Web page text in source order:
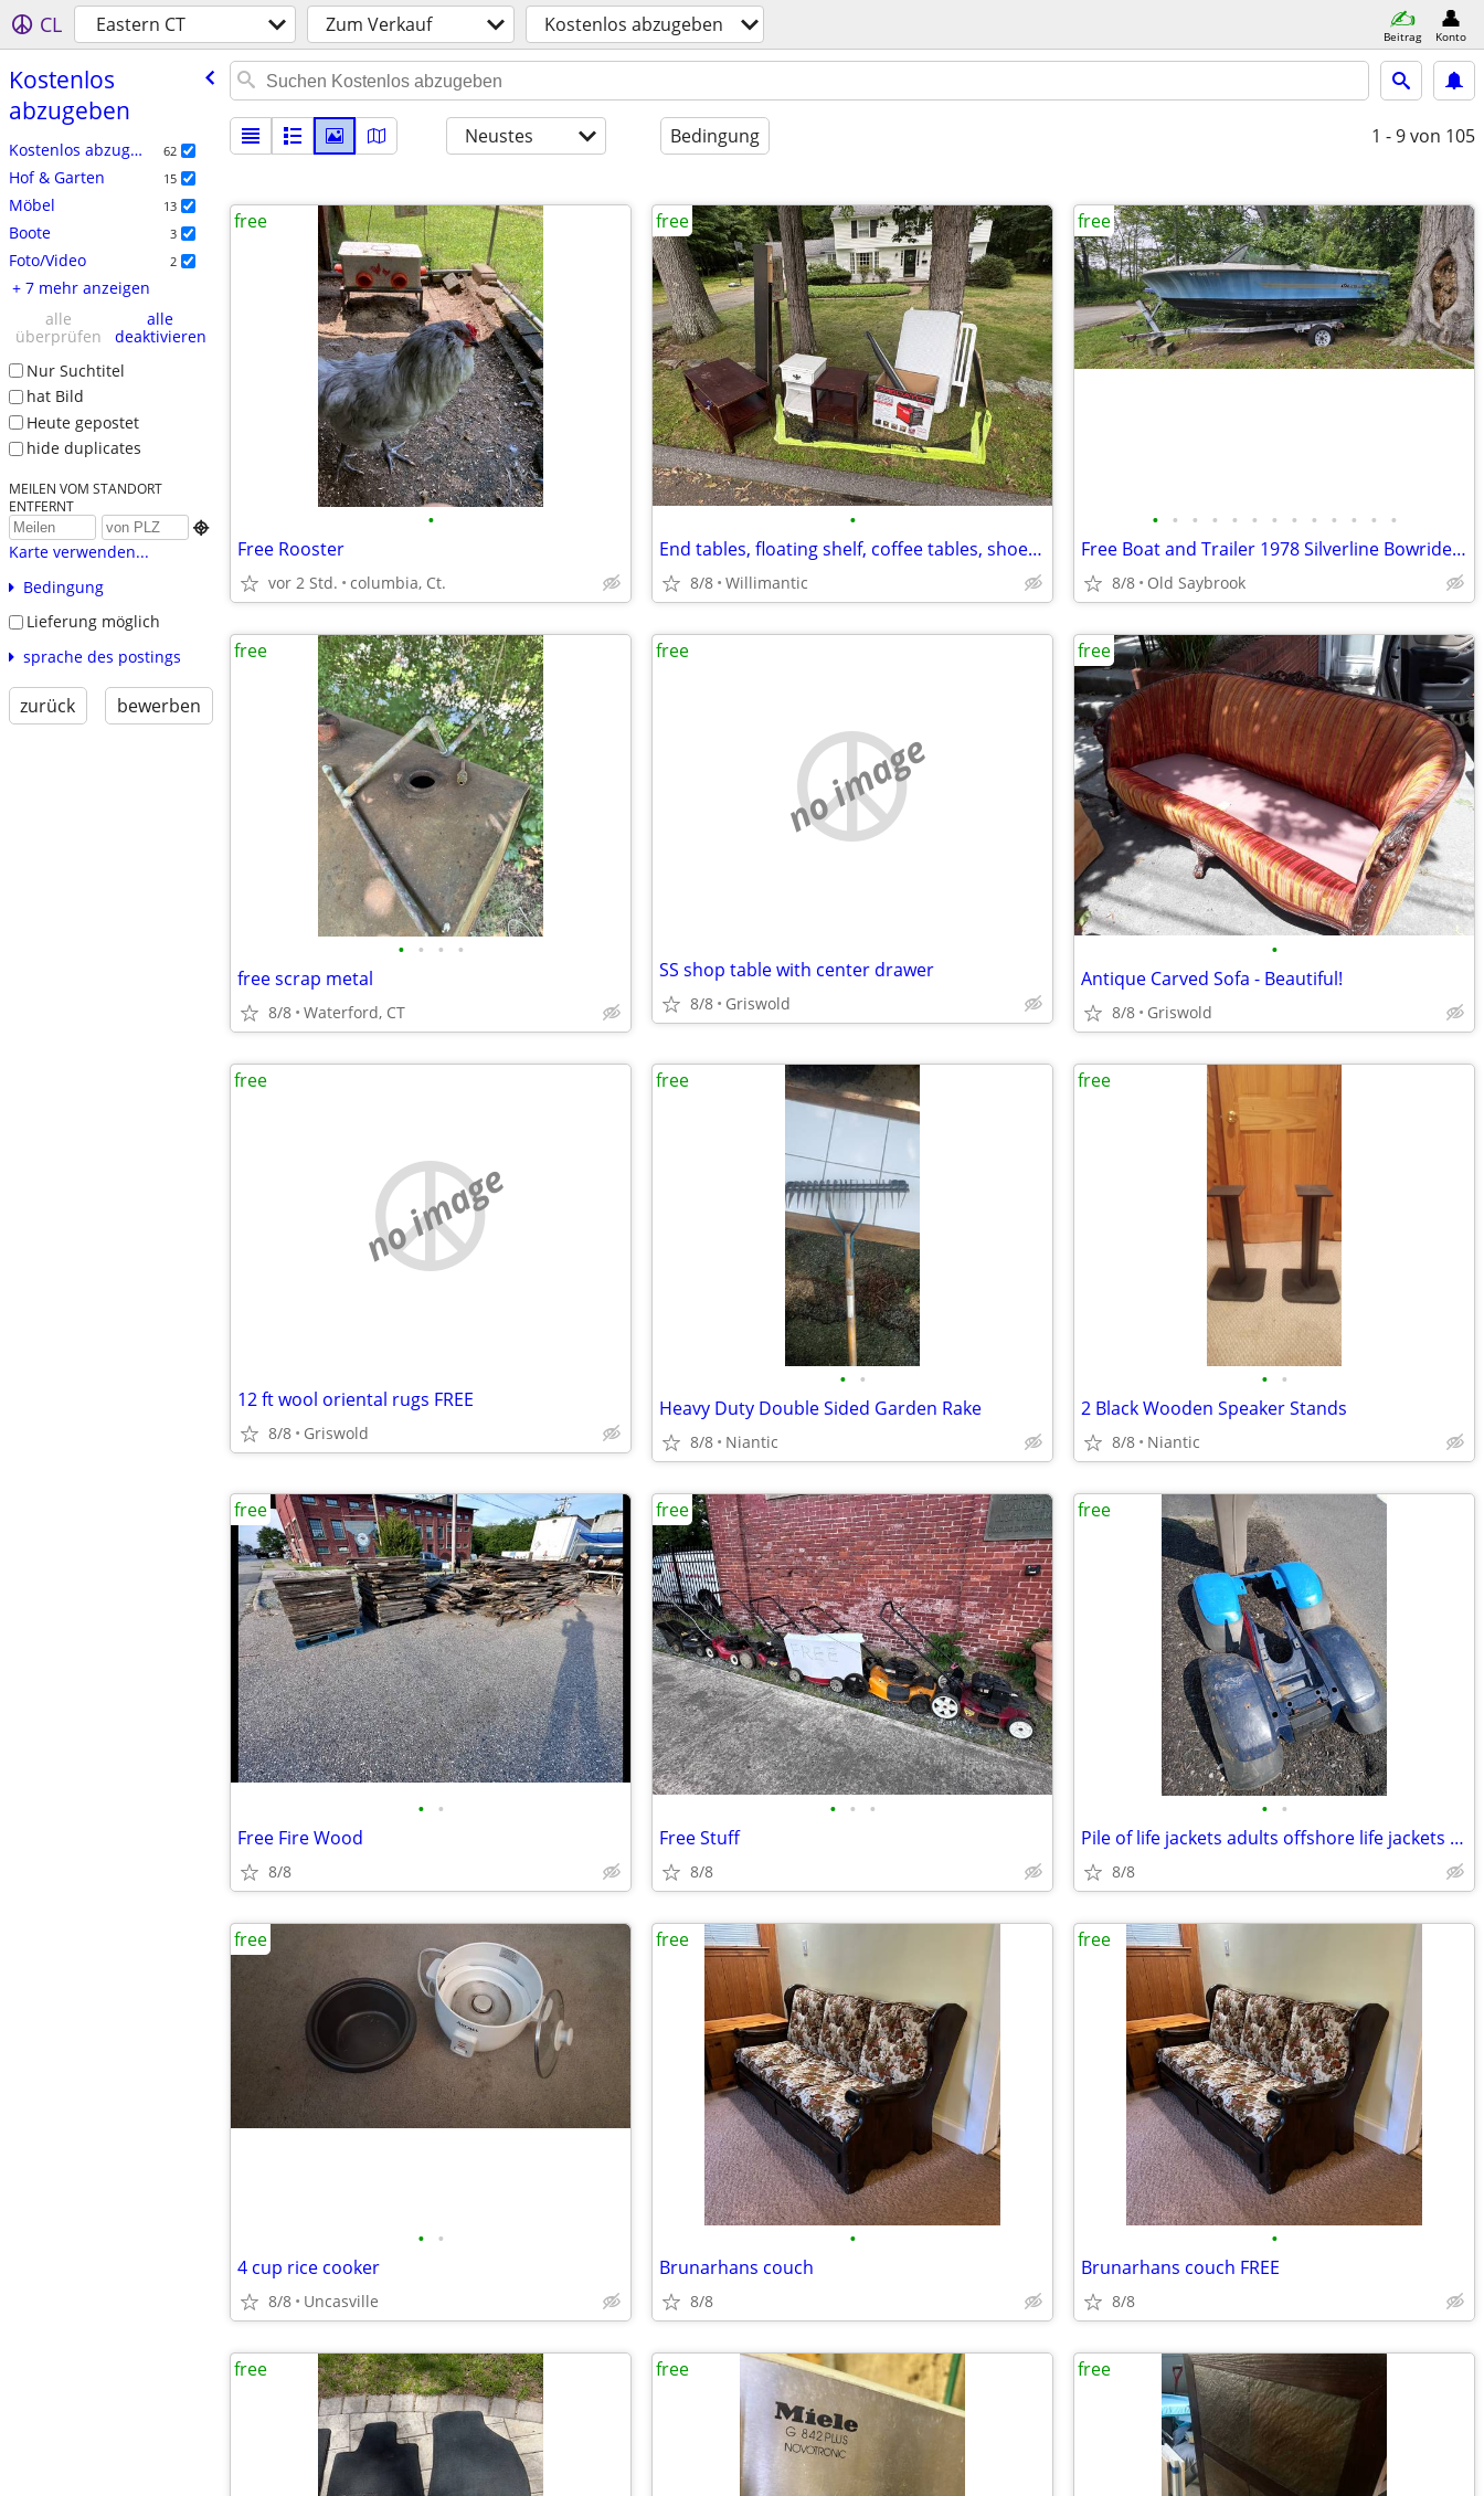
CL Eastern CT Zum Verkauf Kostenlos abzugeben Beitrag Konto
Kostenlos
abzugeben
Kostenlos abzugeben 62
Hof & Garten 15
Möbel 13
Boote 3
Foto/Video 2
+ 7 mehr anzeigen
alle
überprüfen
alle
deaktivieren
Nur Suchtitel
hat Bild
Heute gepostet
hide duplicates
MEILEN VOM STANDORT
ENTFERNT

Karte verwenden...
Bedingung
Lieferung möglich
sprache des postings
zurück bewerben
Neustes Bedingung 1 - 9von 105
•
Free Rooster
vor 2 Std. columbia, Ct.
free
•
End tables, floating shelf, coffee tables, shoes, soccer net. Crib, some toys
8/8 Willimantic
free
• • • • • • • • • • • • •
Free Boat and Trailer 1978 Silverline Bowrider 18 foot
8/8 Old Saybrook
free
• • • •
free scrap metal
8/8 Waterford, CT
free
no image
SS shop table with center drawer
8/8 Griswold
free
•
Antique Carved Sofa - Beautiful!
8/8 Griswold
free
no image
12 ft wool oriental rugs FREE
8/8 Griswold
free
• •
Heavy Duty Double Sided Garden Rake
8/8 Niantic
free
• •
2 Black Wooden Speaker Stands
8/8 Niantic
free
• •
Free Fire Wood
8/8
free
• • •
Free Stuff
8/8
free
• •
Pile of life jackets adults offshore life jackets PFD
8/8
free
• •
4 cup rice cooker
8/8 Uncasville
free
•
Brunarhans couch
8/8
free
•
Brunarhans couch FREE
8/8
free
free free free